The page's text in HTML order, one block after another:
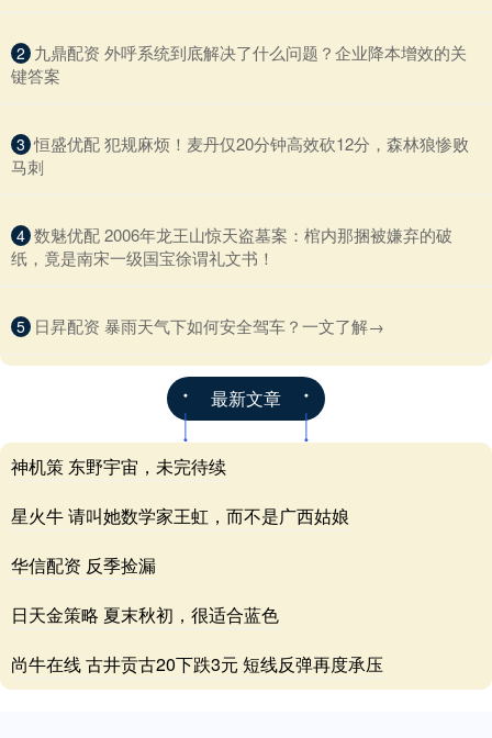
2 ​九鼎配资 外呼系统到底解决了什么问题？企业降本增效的关
键答案
3 ​恒盛优配 犯规麻烦！麦丹仅20分钟高效砍12分，森林狼惨败
马刺
4 ​数魅优配 2006年龙王山惊天盗墓案：棺内那捆被嫌弃的破
纸，竟是南宋一级国宝徐谓礼文书！
5 ​日昇配资 暴雨天气下如何安全驾车？一文了解→
最新文章
神机策 东野宇宙，未完待续
星火牛 请叫她数学家王虹，而不是广西姑娘
华信配资 反季捡漏
日天金策略 夏末秋初，很适合蓝色
尚牛在线 古井贡古20下跌3元 短线反弹再度承压